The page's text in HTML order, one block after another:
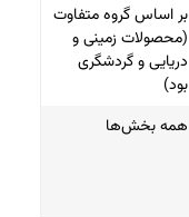
بر اساس گروه متفاوت
(محصولات زمینی و
دریایی و گردشگری
بود)
همه بخش‌ها